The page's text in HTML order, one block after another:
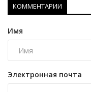
КОММЕНТАРИИ
Имя
Электронная почта